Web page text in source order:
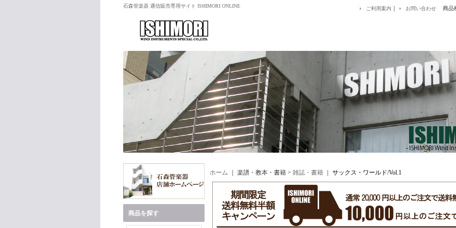
石森管楽器 通信販売専用サイト ISHIMORI ONLINE ご利用案内 ｜ お問い合わせ 商品
商品を探す
ホーム ｜ 楽譜・教本・書籍 > 雑誌・書籍 サックス・ワールド/Vol.1